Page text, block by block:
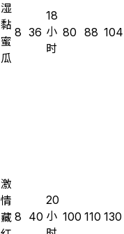
湿
黏
蜜
瓜
8 36
18
小
时
80 88 104
激
情
藏 8 40
20
小 100 110 130